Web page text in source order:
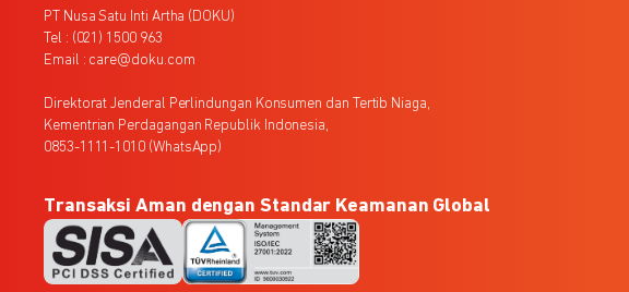
PT Nusa Satu Inti Artha (DOKU)
Tel : (021) 1500 963
Email : care@doku.com
Direktorat Jenderal Perlindungan Konsumen dan Tertib Niaga,
Kementrian Perdagangan Republik Indonesia,
0853-1111-1010 (WhatsApp)
Transaksi Aman dengan Standar Keamanan Global